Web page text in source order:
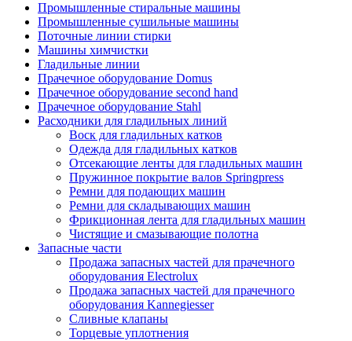
Промышленные стиральные машины
Промышленные сушильные машины
Поточные линии стирки
Машины химчистки
Гладильные линии
Прачечное оборудование Domus
Прачечное оборудование second hand
Прачечное оборудование Stahl
Расходники для гладильных линий
Воск для гладильных катков
Одежда для гладильных катков
Отсекающие ленты для гладильных машин
Пружинное покрытие валов Springpress
Ремни для подающих машин
Ремни для складывающих машин
Фрикционная лента для гладильных машин
Чистящие и смазывающие полотна
Запасные части
Продажа запасных частей для прачечного
оборудования Electrolux
Продажа запасных частей для прачечного
оборудования Kannegiesser
Сливные клапаны
Торцевые уплотнения